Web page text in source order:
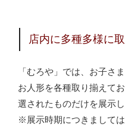
店内に多種多様に
「むろや」では、お子さ
お人形を各種取り揃えて
選されたものだけを展示し
※展示時期につきまして